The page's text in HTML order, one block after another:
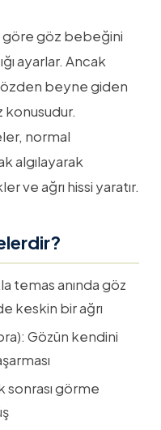
göre göz bebeğini
ayarlar. Ancak
beyne giden
konusudur.
normal
algılayarak
ve ağrı hissi yaratır.
temas anında göz
keskin bir ağrı
Gözün kendini
sonrası görme